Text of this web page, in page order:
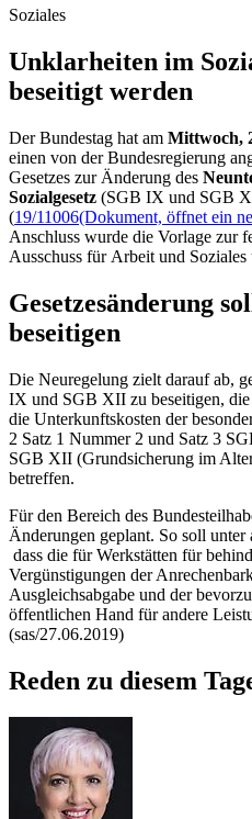
Soziales
Unklar­heiten im
beseitigt werden
Der Bundestag hat am Mittwoch,
einen von der Bundesregierung
Gesetzes zur Änderung des
Sozialgesetz (SGB IX und SGB
(19/11006(Dokument, öffnet ein
Anschluss wurde die Vorlage zur
Ausschuss für Arbeit und Soziales
Gesetzesänderung
beseitigen
Die Neuregelung zielt darauf ab,
IX und SGB XII zu beseitigen,
die Unterkunftskosten der
2 Satz 1 Nummer 2 und Satz 3
SGB XII (Grundsicherung im
betreffen.
Für den Bereich des
Änderungen geplant. So soll unter
dass die für Werkstätten für
Vergünstigungen der
Ausgleichsabgabe und der
öffentlichen Hand für andere
(sas/27.06.2019)
Reden zu diesem